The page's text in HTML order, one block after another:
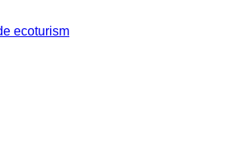
ecoturism